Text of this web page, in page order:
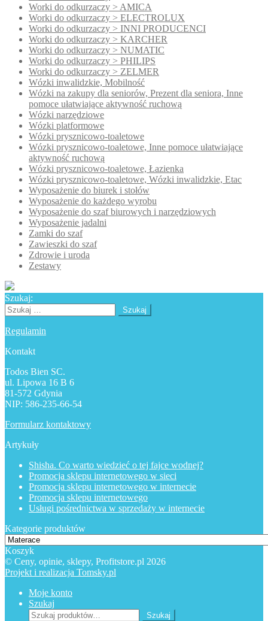
Worki do odkurzaczy > AMICA
Worki do odkurzaczy > ELECTROLUX
Worki do odkurzaczy > INNI PRODUCENCI
Worki do odkurzaczy > KARCHER
Worki do odkurzaczy > NUMATIC
Worki do odkurzaczy > PHILIPS
Worki do odkurzaczy > ZELMER
Wózki inwalidzkie, Mobilność
Wózki na zakupy dla seniorów, Prezent dla seniora, Inne
pomoce ułatwiające aktywność ruchową
Wózki narzędziowe
Wózki platformowe
Wózki prysznicowo-toaletowe
Wózki prysznicowo-toaletowe, Inne pomoce ułatwiające
aktywność ruchową
Wózki prysznicowo-toaletowe, Łazienka
Wózki prysznicowo-toaletowe, Wózki inwalidzkie, Etac
Wyposażenie do biurek i stołów
Wyposażenie do każdego wyrobu
Wyposażenie do szaf biurowych i narzędziowych
Wyposażenie jadalni
Zamki do szaf
Zawieszki do szaf
Zdrowie i uroda
Zestawy
Szukaj:
Szukaj:
Regulamin
Kontakt
Todos Bien SC.
ul. Lipowa 16 B 6
81-572 Gdynia
NIP: 586-235-66-54
Formularz kontaktowy
Artykuły
Shisha. Co warto wiedzieć o tej fajce wodnej?
Promocja sklepu internetowego w sieci
Promocja sklepu internetowego w internecie
Promocja sklepu internetowego
Usługi pośrednictwa w sprzedaży w internecie
Kategorie produktów
Koszyk
© Ceny, opinie, sklepy, Profitstore.pl 2026
Projekt i realizacja Tomsky.pl
Moje konto
Szukaj
Szukaj:
Szukaj